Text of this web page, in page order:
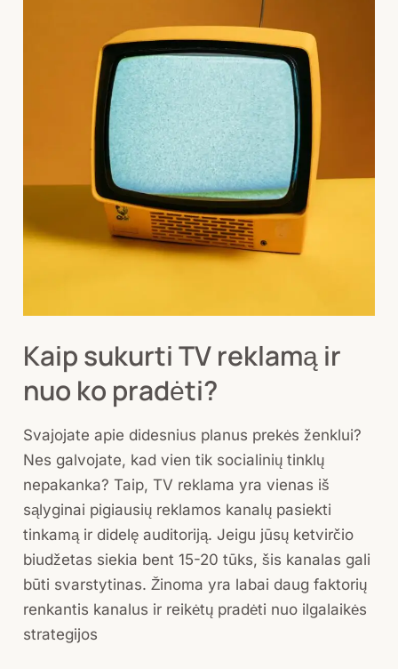
Kaip sukurti TV reklamą ir
nuo ko pradėti?
Svajojate apie didesnius planus prekės ženklui?
Nes galvojate, kad vien tik socialinių tinklų
nepakanka? Taip, TV reklama yra vienas iš
sąlyginai pigiausių reklamos kanalų pasiekti
tinkamą ir didelę auditoriją. Jeigu jūsų ketvirčio
biudžetas siekia bent 15-20 tūks, šis kanalas gali
būti svarstytinas. Žinoma yra labai daug faktorių
renkantis kanalus ir reikėtų pradėti nuo ilgalaikės
strategijos